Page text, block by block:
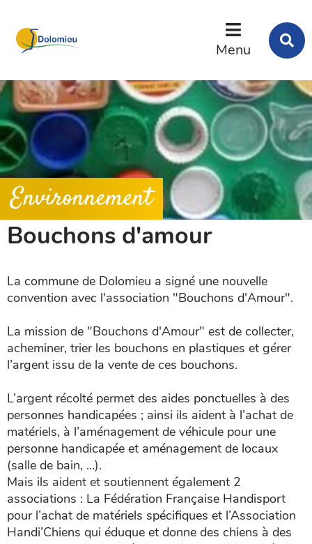
Menu
Environnement
Bouchons d'amour
La commune de Dolomieu a signé une nouvelle
convention avec l'association "Bouchons d'Amour".
La mission de "Bouchons d'Amour" est de collecter,
acheminer, trier les bouchons en plastiques et gérer
l’argent issu de la vente de ces bouchons.
L’argent récolté permet des aides ponctuelles à des
personnes handicapées ; ainsi ils aident à l’achat de
matériels, à l’aménagement de véhicule pour une
personne handicapée et aménagement de locaux
(salle de bain, …).
Mais ils aident et soutiennent également 2
associations : La Fédération Française Handisport
pour l’achat de matériels spécifiques et l’Association
Handi’Chiens qui éduque et donne des chiens à des